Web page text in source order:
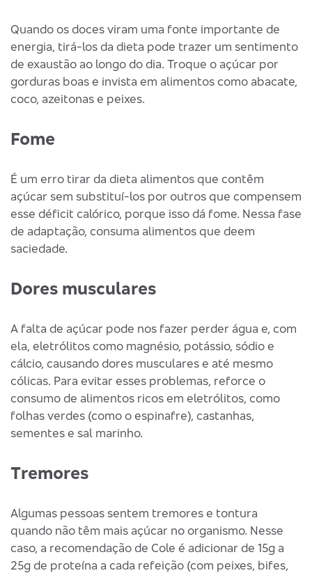
Quando os doces viram uma fonte importante de
energia, tirá-los da dieta pode trazer um sentimento
de exaustão ao longo do dia. Troque o açúcar por
gorduras boas e invista em alimentos como abacate,
coco, azeitonas e peixes.
Fome
É um erro tirar da dieta alimentos que contêm
açúcar sem substituí-los por outros que compensem
esse déficit calórico, porque isso dá fome. Nessa fase
de adaptação, consuma alimentos que deem
saciedade.
Dores musculares
A falta de açúcar pode nos fazer perder água e, com
ela, eletrólitos como magnésio, potássio, sódio e
cálcio, causando dores musculares e até mesmo
cólicas. Para evitar esses problemas, reforce o
consumo de alimentos ricos em eletrólitos, como
folhas verdes (como o espinafre), castanhas,
sementes e sal marinho.
Tremores
Algumas pessoas sentem tremores e tontura
quando não têm mais açúcar no organismo. Nesse
caso, a recomendação de Cole é adicionar de 15g a
25g de proteína a cada refeição (com peixes, bifes,